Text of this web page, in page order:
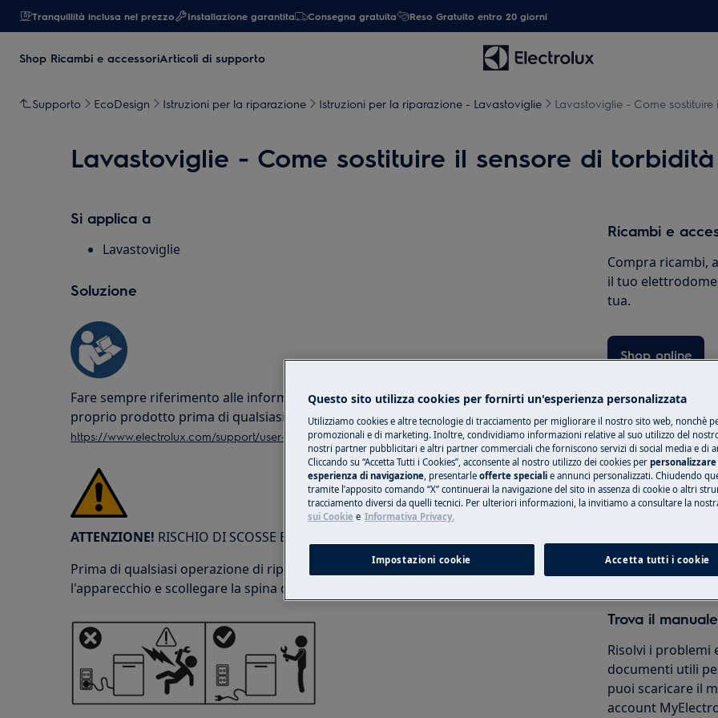
Tranquillità inclusa nel prezzo Installazione garantita Consegna gratuita Reso Gratuito entro 20 giorni
Shop Ricambi e accessoriArticoli di supporto
Supporto EcoDesign Istruzioni per la riparazione Istruzioni per la riparazione - Lavastoviglie Lavastoviglie - Come sostituire
Lavastoviglie - Come sostituire il sensore di torbidità
Si applica a
Lavastoviglie
Soluzione
Fare sempre riferimento alle informazioni sulla sicurezza del manuale d'uso del
proprio prodotto prima di qualsiasi operazione di riparazione o manutenzione.
https://www.electrolux.com/support/user-manuals/
ATTENZIONE! RISCHIO DI SCOSSE ELETTRICHE
Prima di qualsiasi operazione di riparazione o manutenzione, disattivare
l'apparecchio e scollegare la spina dalla presa di corrente.
Ricambi e
Compra ricambi,
il tuo
tua.
Shop online
Prenota una
Ripara il tuo
nostri centri
Trova il
Risolvi i problemi
documenti utili
puoi scaricare il
account
Questo sito utilizza cookies per fornirti un'esperienza personalizzata
Utilizziamo cookies e altre tecnologie di tracciamento per migliorare il nostro sito web, nonchè
promozionali e di marketing. Inoltre, condividiamo informazioni relative al suo utilizzo del
nostri partner pubblicitari e altri partner commerciali che forniscono servizi di social media e di
Cliccando su “Accetta Tutti i Cookies”, acconsente al nostro utilizzo dei cookies per personalizzare
esperienza di navigazione, presentarle offerte speciali e annunci personalizzati. Chiudendo
tramite l’apposito comando “X” continuerai la navigazione del sito in assenza di cookie o altri
tracciamento diversi da quelli tecnici. Per ulteriori informazioni, la invitiamo a consultare la
sui Cookie e Informativa Privacy.
Impostazioni cookie Accetta tutti i cookie